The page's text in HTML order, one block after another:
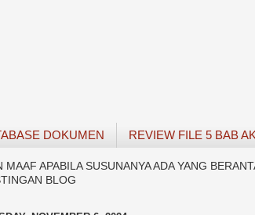
DOKUMEN REVIEW FILE 5 BAB
MAAF APABILA SUSUNANYA ADA YANG
BLOG